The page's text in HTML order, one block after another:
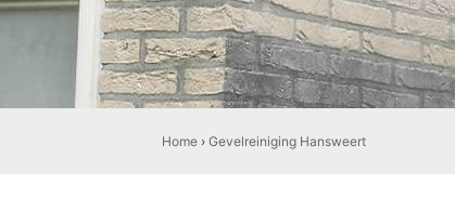
Home ›Gevelreiniging Hansweert